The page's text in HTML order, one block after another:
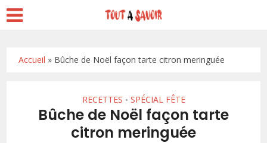
Accueil » Bûche de Noël façon tarte citron meringuée
RECETTES • SPÉCIAL FÊTE
Bûche de Noël façon tarte
citron meringuée